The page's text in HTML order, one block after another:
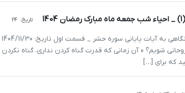
تاریخ: 24
یا انیس متن سخنرانی سید محمد انجوی نژاد موضوع: نگاهی به آیات پایانی سوره حشر _ قسمت اول تاریخ: 1404/11/30
شویم؟ » آن زمانی که قدرت گناه کردن نداری، گناه نکردن
که برای […]